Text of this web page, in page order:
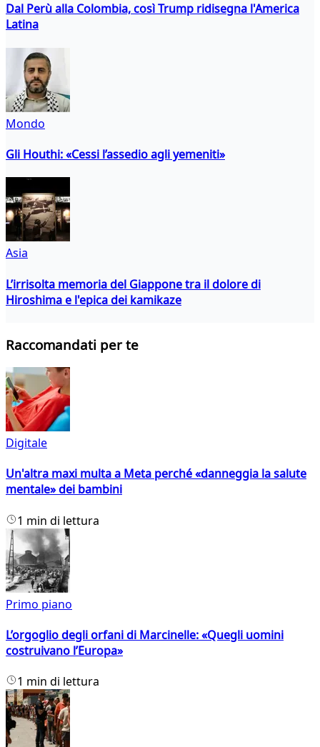
Dal Perù alla Colombia, così Trump ridisegna l'America
Latina
Mondo
Gli Houthi: «Cessi l’assedio agli yemeniti»
Asia
L’irrisolta memoria del Giappone tra il dolore di
Hiroshima e l'epica dei kamikaze
Raccomandati per te
Digitale
Un'altra maxi multa a Meta perché «danneggia la salute
mentale» dei bambini
1 min di lettura
Primo piano
L’orgoglio degli orfani di Marcinelle: «Quegli uomini
costruivano l’Europa»
1 min di lettura